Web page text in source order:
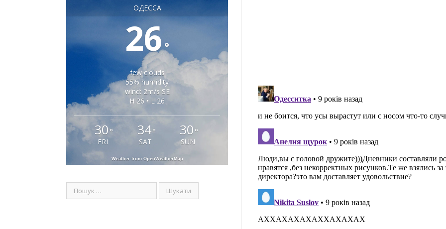
ОДЕССА
26°
few clouds
55% humidity
wind: 2m/s SE
H 26 • L 26
30 °
FRI
34°
SAT
30 °
SUN
Weather from OpenWeatherMap